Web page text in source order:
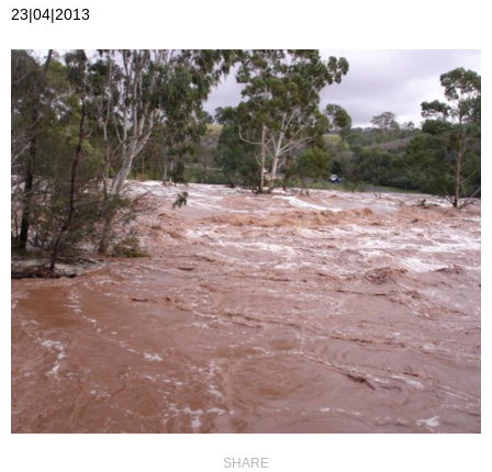
23|04|2013
SHARE